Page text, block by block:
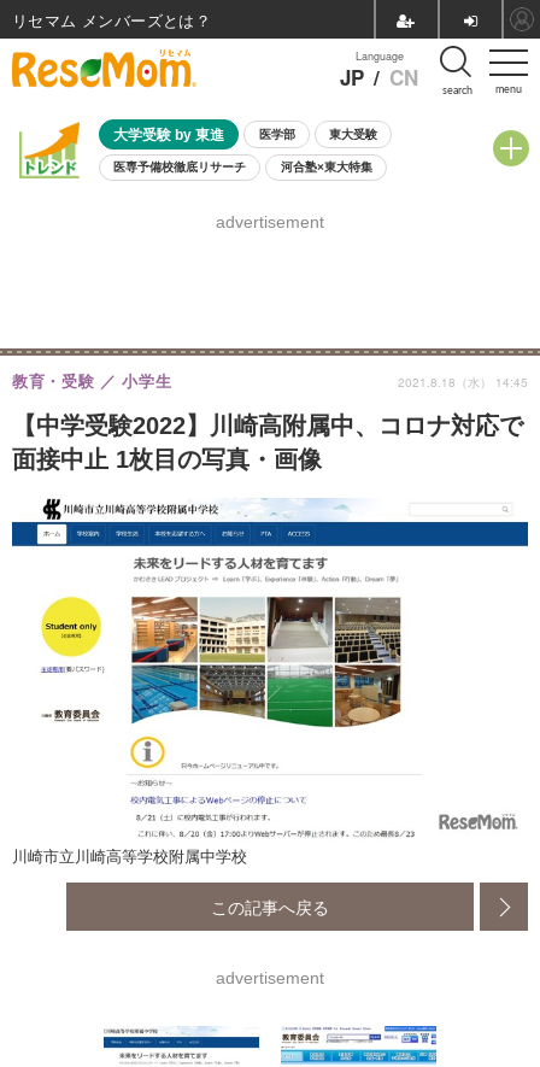
menu
Language
JP / CN search
大学受験 by 東進 医学部 東大受験
医専予備校徹底リサーチ 河合塾×東大特集
8月開催学校説明会・相談会
advertisement
【中学受験2022】川崎高附属中、コロナ対応で
面接中止 1枚目の写真・画像
教育・受験 小学生 2021.8.18（水） 14:45
川崎市立川崎高等学校附属中学校
この記事へ戻る
advertisement
リセマム メンバーズ